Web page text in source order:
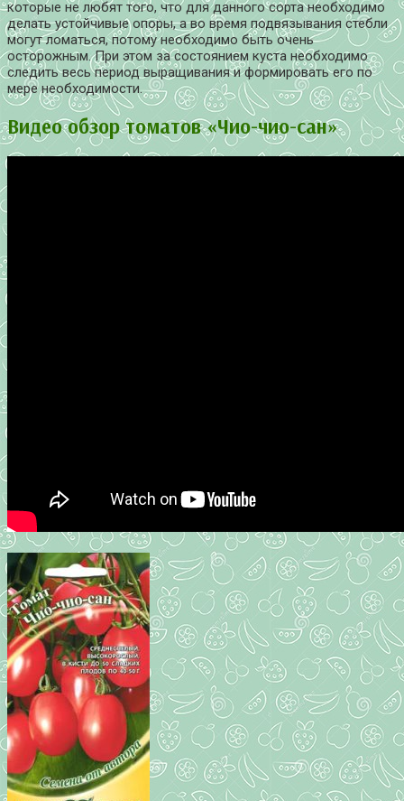
которые не любят того, что для данного сорта необходимо
делать устойчивые опоры, а во время подвязывания стебли
могут ломаться, потому необходимо быть очень
осторожным. При этом за состоянием куста необходимо
следить весь период выращивания и формировать его по
мере необходимости.
Видео обзор томатов «Чио-чио-сан»